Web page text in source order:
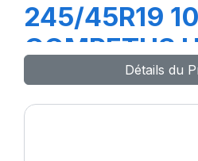
245/45R19
COMPETUS
Détails du